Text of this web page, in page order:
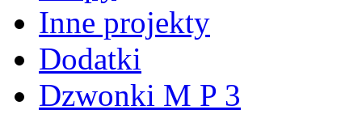
Inne projekty
Dodatki
Dzwonki M P 3